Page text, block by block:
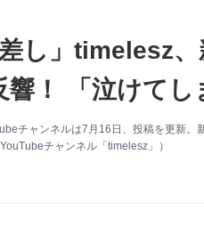
差し」timelesz
！ 「泣けてし
チャンネルは7月16日、投稿を更新。
チャンネル「timelesz」）